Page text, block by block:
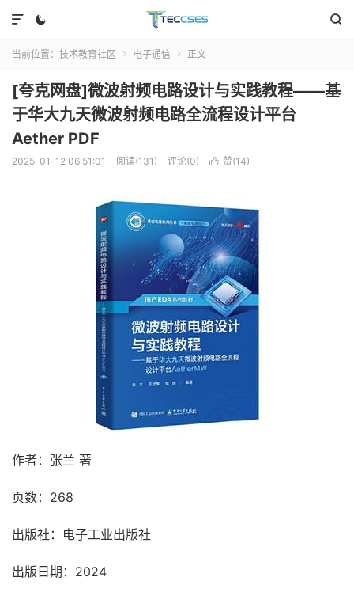
 

当前位置： 技术教育社区  电子通信  正文
[夸克网盘]微波射频电路设计与实践教程――基
于华大九天微波射频电路全流程设计平台
Aether PDF
2025-01-12 06:51:01 阅读(131) 评论(0)  赞(14)
作者：张兰 著
页数：268
出版社：电子工业出版社
出版日期：2024